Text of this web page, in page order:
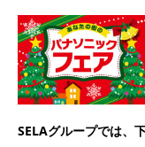
SELAグループでは、